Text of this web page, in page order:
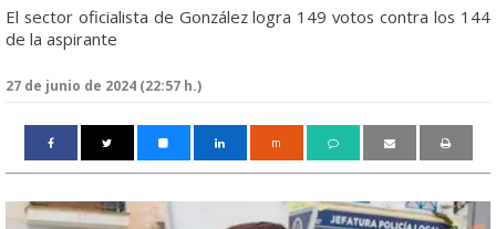
El sector oficialista de González logra 149 votos contra los 144
de la aspirante
27 de junio de 2024 (22:57 h.)
m